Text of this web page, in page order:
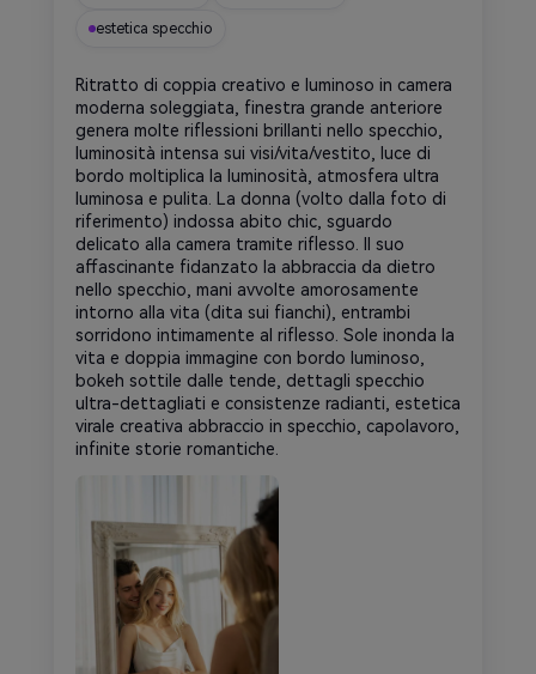
estetica specchio
Ritratto di coppia creativo e luminoso in camera
moderna soleggiata, finestra grande anteriore
genera molte riflessioni brillanti nello specchio,
luminosità intensa sui visi/vita/vestito, luce di
bordo moltiplica la luminosità, atmosfera ultra
luminosa e pulita. La donna (volto dalla foto di
riferimento) indossa abito chic, sguardo
delicato alla camera tramite riflesso. Il suo
affascinante fidanzato la abbraccia da dietro
nello specchio, mani avvolte amorosamente
intorno alla vita (dita sui fianchi), entrambi
sorridono intimamente al riflesso. Sole inonda la
vita e doppia immagine con bordo luminoso,
bokeh sottile dalle tende, dettagli specchio
ultra-dettagliati e consistenze radianti, estetica
virale creativa abbraccio in specchio, capolavoro,
infinite storie romantiche.